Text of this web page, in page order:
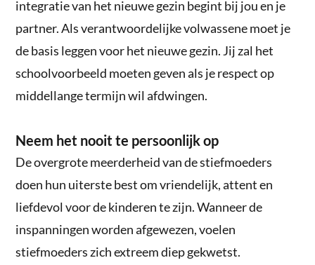
integratie van het nieuwe gezin begint bij jou en je
partner. Als verantwoordelijke volwassene moet je
de basis leggen voor het nieuwe gezin. Jij zal het
schoolvoorbeeld moeten geven als je respect op
middellange termijn wil afdwingen.
Neem het nooit te persoonlijk op
De overgrote meerderheid van de stiefmoeders
doen hun uiterste best om vriendelijk, attent en
liefdevol voor de kinderen te zijn. Wanneer de
inspanningen worden afgewezen, voelen
stiefmoeders zich extreem diep gekwetst.